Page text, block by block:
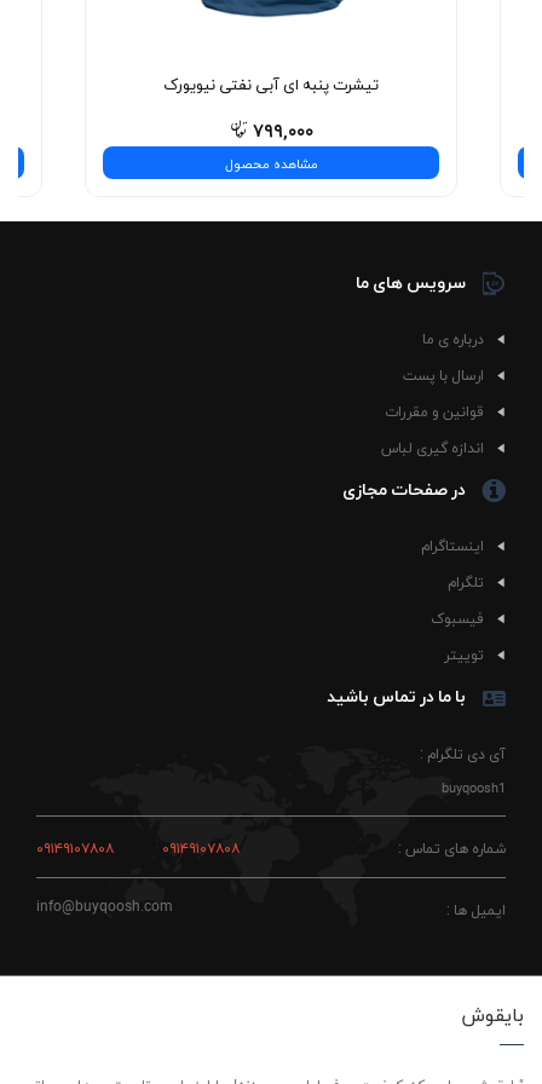
نیست—یه تجربه‌ی شیک و بی‌نظیره! همین حالا انتخاب
تیشرت پنبه ای آبی نفتی نیویورک
۷۹۹,۰۰۰
مشاهده محصول
سرویس های ما
درباره ی ما
ارسال با پست
قوانین و مقررات
اندازه گیری لباس
در صفحات مجازی
اینستاگرام
تلگرام
فیسبوک
توییتر
با ما در تماس باشید
آی دی تلگرام :
buyqoosh1
شماره های تماس : ۰۹۱۴۹۱۰۷۸۰۸ ۰۹۱۴۹۱۰۷۸۰۸
ایمیل ها : info@buyqoosh.com
بایقوش